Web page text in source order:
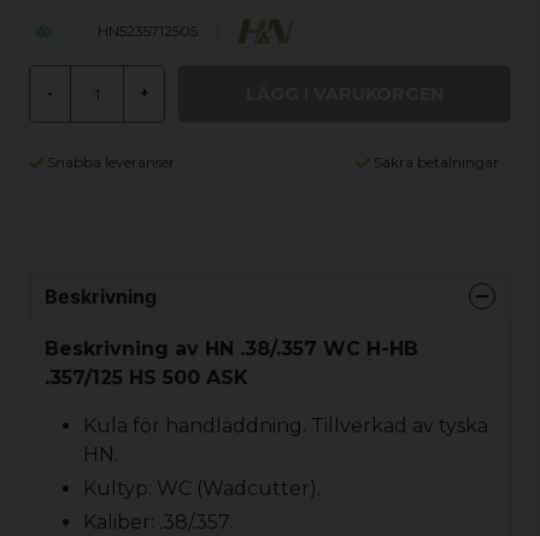
HN5235712505
- +
Snabba leveranser Säkra betalningar
Beskrivning
Beskrivning av HN .38/.357 WC H-HB
.357/125 HS 500 ASK
Kula för handladdning. Tillverkad av tyska
HN.
Kultyp: WC (Wadcutter).
Kaliber: .38/.357.